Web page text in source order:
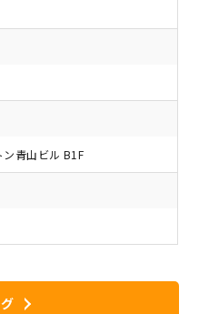
青山ビル B1F